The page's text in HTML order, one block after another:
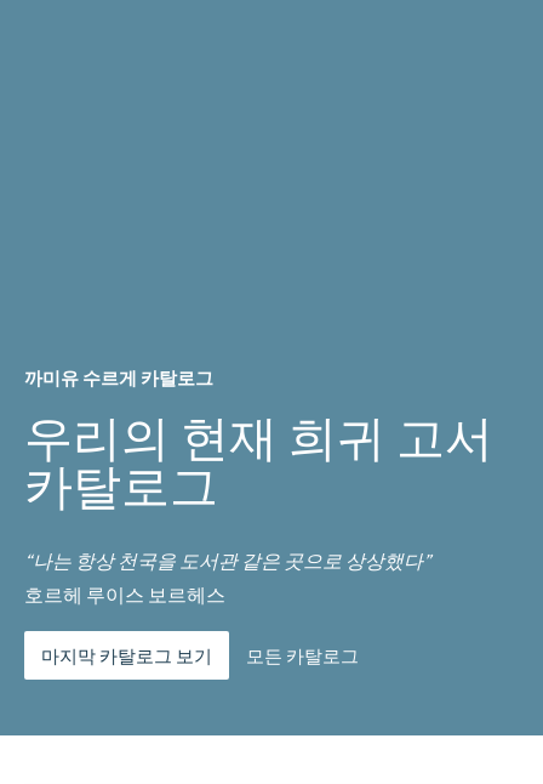
까미유 수르게 카탈로그
우리의 현재 희귀 고서
카탈로그
“나는 항상 천국을 도서관 같은 곳으로 상상했다”
호르헤 루이스 보르헤스
마지막 카탈로그 보기 모든 카탈로그